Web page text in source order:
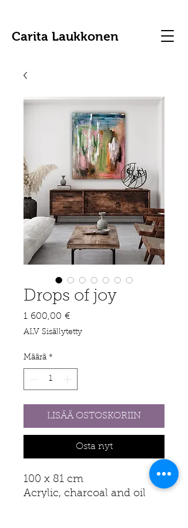
Carita Laukkonen
Drops of joy
1 600,00 €Hinta
ALV Sisällytetty
Määrä *
LISÄÄ OSTOSKORIIN
Osta nyt
100 x 81 cm
Acrylic, charcoal and oil